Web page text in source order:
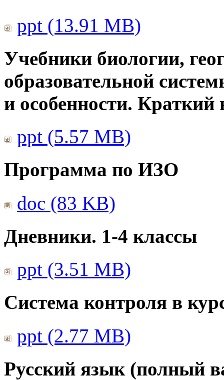
ppt (13.91 MB)
Учебники биологии,
образовательной
и особенности. Краткий
ppt (5.57 MB)
Программа по ИЗО
doc (83 KB)
Дневники. 1-4 классы
ppt (3.51 MB)
Система контроля в
ppt (2.77 MB)
Русский язык (полный